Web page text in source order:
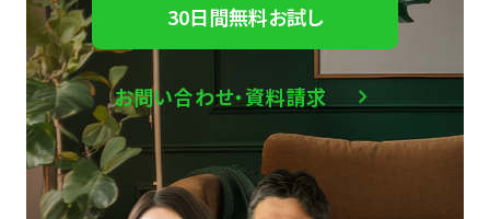
30日間無料お試し
お問い合わせ・資料請求